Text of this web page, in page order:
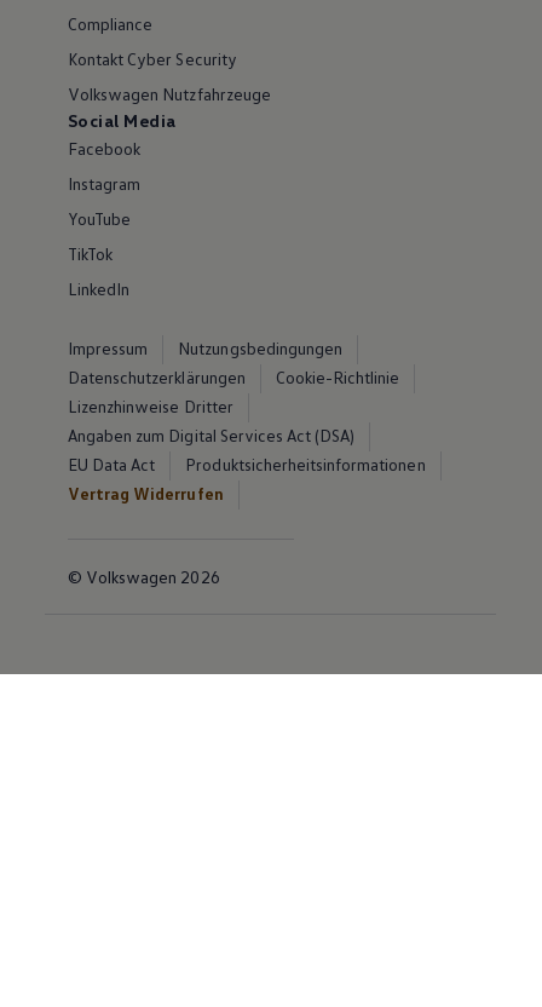
Compliance
Kontakt Cyber Security
Volkswagen Nutzfahrzeuge
Social Media
Facebook
Instagram
YouTube
TikTok
LinkedIn
Impressum
Nutzungsbedingungen
Datenschutzerklärungen
Cookie-Richtlinie
Lizenzhinweise Dritter
Angaben zum Digital Services Act (DSA)
EU Data Act
Produktsicherheitsinformationen
Vertrag Widerrufen
© Volkswagen 2026